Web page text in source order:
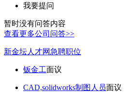
我要提问
暂时没有问答内容
查看更多公司问答>>
新金坛人才网急聘职位
钣金工面议
CAD,solidworks制图人员面议